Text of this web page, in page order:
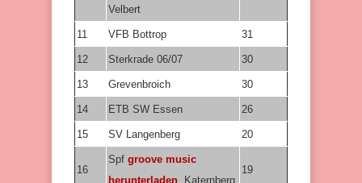
Velbert
11 VFB Bottrop 31
12 Sterkrade 06/07 30
13 Grevenbroich 30
14 ETB SW Essen 26
15 SV Langenberg 20
16
Spf groove music
herunterladen . Katernberg
19